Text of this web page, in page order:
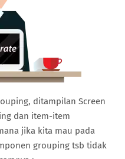
ditampilan Screen
dan item-item
jika kita mau pada
grouping tsb tidak